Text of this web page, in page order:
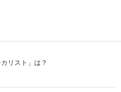
リスト」は？